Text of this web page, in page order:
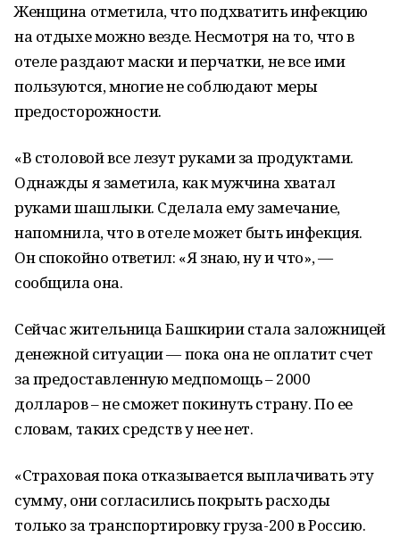
Женщина отметила, что подхватить инфекцию
на отдыхе можно везде. Несмотря на то, что в
отеле раздают маски и перчатки, не все ими
пользуются, многие не соблюдают меры
предосторожности.
«В столовой все лезут руками за продуктами.
Однажды я заметила, как мужчина хватал
руками шашлыки. Сделала ему замечание,
напомнила, что в отеле может быть инфекция.
Он спокойно ответил: «Я знаю, ну и что», —
сообщила она.
Сейчас жительница Башкирии стала заложницей
денежной ситуации — пока она не оплатит счет
за предоставленную медпомощь – 2000
долларов – не сможет покинуть страну. По ее
словам, таких средств у нее нет.
«Страховая пока отказывается выплачивать эту
сумму, они согласились покрыть расходы
только за транспортировку груза-200 в Россию.